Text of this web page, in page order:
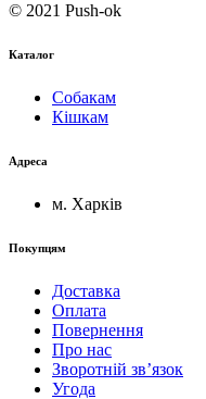
© 2021 Push-ok
Каталог
Собакам
Кішкам
Адреса
м. Харків
Покупцям
Доставка
Оплата
Повернення
Про нас
Зворотній зв’язок
Угода